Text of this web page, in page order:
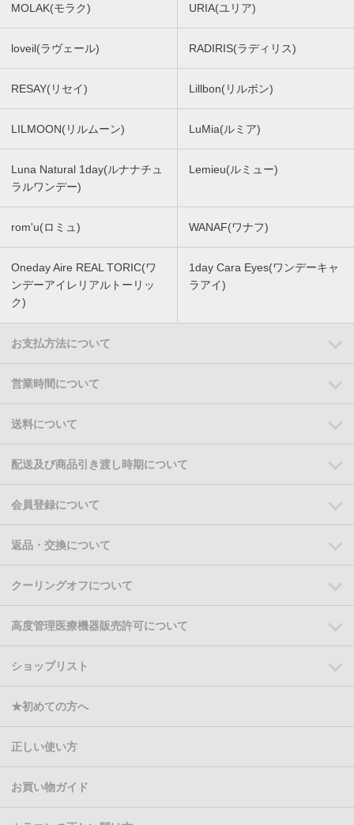
MOLAK(モラク) URIA(ユリア)
loveil(ラヴェール) RADIRIS(ラディリス)
RESAY(リセイ) Lillbon(リルボン)
LILMOON(リルムーン) LuMia(ルミア)
Luna Natural 1day(ルナナチュ
ラルワンデー)
Lemieu(ルミュー)
rom'u(ロミュ) WANAF(ワナフ)
Oneday Aire REAL TORIC(ワ
ンデーアイレリアルトーリッ
ク)
1day Cara Eyes(ワンデーキャ
ラアイ)
お支払方法について
営業時間について
送料について
配送及び商品引き渡し時期について
会員登録について
返品・交換について
クーリングオフについて
高度管理医療機器販売許可について
ショップリスト
★初めての方へ
正しい使い方
お買い物ガイド